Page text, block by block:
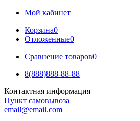
Мой кабинет
Корзина0
Отложенные0
Сравнение товаров0
8(888)888-88-88
Контактная информация
Пункт самовывоза
email@email.com